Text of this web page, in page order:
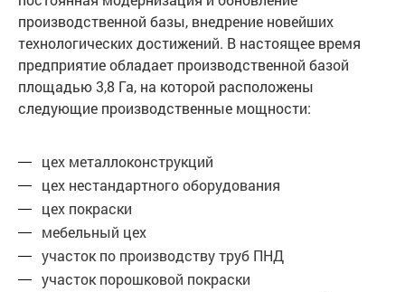
производственной базы, внедрение новейших
технологических достижений. В настоящее время
предприятие обладает производственной базой
площадью 3,8 Га, на которой расположены
следующие производственные мощности:
цех металлоконструкций
цех нестандартного оборудования
цех покраски
мебельный цех
участок по производству труб ПНД
участок порошковой покраски